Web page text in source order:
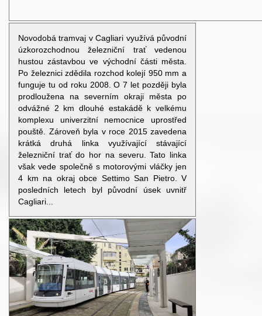
Novodobá tramvaj v Cagliari využívá původní
úzkorozchodnou železniční trať vedenou
hustou zástavbou ve východní části města.
Po železnici zdědila rozchod kolejí 950 mm a
funguje tu od roku 2008. O 7 let později byla
prodloužena na severním okraji města po
odvážné 2 km dlouhé estakádě k velkému
komplexu univerzitní nemocnice uprostřed
pouště. Zároveň byla v roce 2015 zavedena
krátká druhá linka využívající stávající
železniční trať do hor na severu. Tato linka
však vede společně s motorovými vláčky jen
4 km na okraj obce Settimo San Pietro. V
posledních letech byl původní úsek uvnitř
Cagliari...